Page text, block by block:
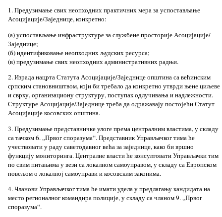
1. Предузимање свих неопходних практичних мера за успостављање
Асоцијације/Заједнице, конкретно:
(а) успостављање инфраструктуре за службене просторије Асоцијације/
Заједнице;
(б) идентификовање неопходних људских ресурса;
(в) предузимање свих неопходних административних радњи.
2. Израда нацрта Статута Асоцијације/Заједнице општина са већинским
српским становништвом, који би требало да конкретно утврди њене циљеве
и сврху, организациону структуру, поступак одлучивања и надлежности.
Структуре Асоцијације/Заједнице треба да одражавају постојећи Статут
Асоцијације косовских општина.
3. Предузимање представничке улоге према централним властима, у складу
са тачком 6. „Првог споразума“. Представник Управљачког тима ће
учествовати у раду саветодавног већа за заједнице, како би вршио
функцију мониторинга. Централне власти ће консултовати Управљачки тим
по свим питањима у вези са локалном самоуправом, у складу са Европском
повељом о локалној самоуправи и косовским законима.
4. Чланови Управљачког тима ће имати удела у предлагању кандидата на
место регионалног командира полиције, у складу са чланом 9. „Првог
споразума“.